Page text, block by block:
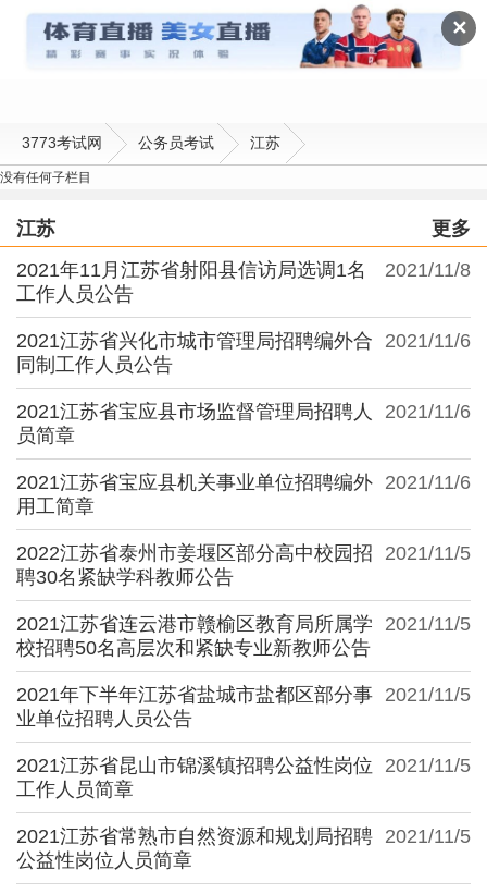
✕
江苏
3773考试网 公务员考试 江苏
没有任何子栏目
江苏
更多
2021/11/8
2021年11月江苏省射阳县信访局选调1名
工作人员公告
2021/11/6
2021江苏省兴化市城市管理局招聘编外合
同制工作人员公告
2021/11/6
2021江苏省宝应县市场监督管理局招聘人
员简章
2021/11/6
2021江苏省宝应县机关事业单位招聘编外
用工简章
2021/11/5
2022江苏省泰州市姜堰区部分高中校园招
聘30名紧缺学科教师公告
2021/11/5
2021江苏省连云港市赣榆区教育局所属学
校招聘50名高层次和紧缺专业新教师公告
2021/11/5
2021年下半年江苏省盐城市盐都区部分事
业单位招聘人员公告
2021/11/5
2021江苏省昆山市锦溪镇招聘公益性岗位
工作人员简章
2021/11/5
2021江苏省常熟市自然资源和规划局招聘
公益性岗位人员简章